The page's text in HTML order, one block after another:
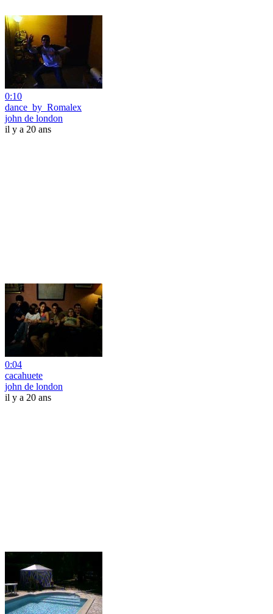
0:10
dance_by_Romalex
john de london
il y a 20 ans
0:04
cacahuete
john de london
il y a 20 ans